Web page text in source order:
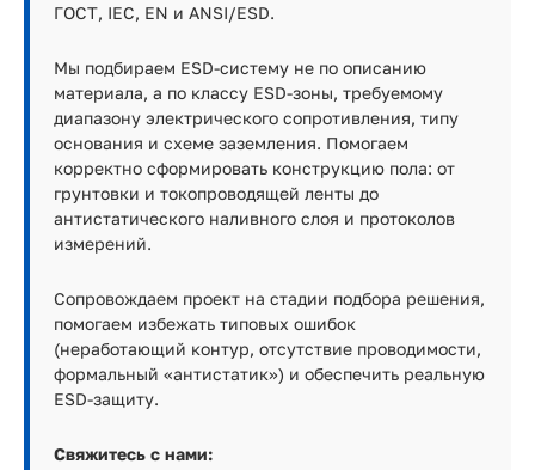
ГОСТ, IEC, EN и ANSI/ESD.
Мы подбираем ESD-систему не по описанию
материала, а по классу ESD-зоны, требуемому
диапазону электрического сопротивления, типу
основания и схеме заземления. Помогаем
корректно сформировать конструкцию пола: от
грунтовки и токопроводящей ленты до
антистатического наливного слоя и протоколов
измерений.
Сопровождаем проект на стадии подбора решения,
помогаем избежать типовых ошибок
(неработающий контур, отсутствие проводимости,
формальный «антистатик») и обеспечить реальную
ESD-защиту.
Свяжитесь с нами: